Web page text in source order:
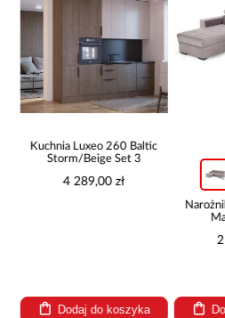
Kuchnia Luxeo 260 Baltic
Storm/Beige Set 3
4 289,00 zł
Dodaj do koszyka